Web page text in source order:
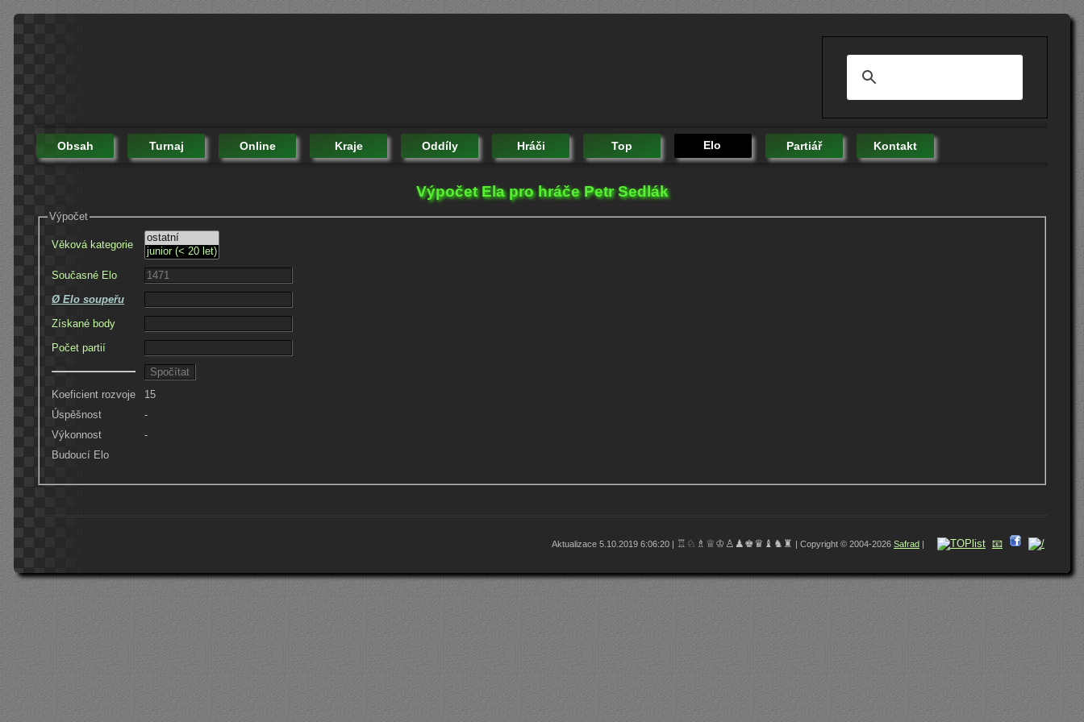
Obsah Turnaj Online Kraje Oddíly Hráči Top Elo Partiář Kontakt
Výpočet Ela pro hráče Petr Sedlák
Výpočet
Věková kategorie
Současné Elo
Ø Elo soupeřu
Získané body
Počet partií
Koeficient rozvoje
15
Úspěšnost
-
Výkonnost
-
Budoucí Elo
Aktualizace 5.10.2019 6:06:20 | ♖♘♗♕♔♙♟♚♛♝♞♜ | Copyright © 2004-2026 Safrad | 📧